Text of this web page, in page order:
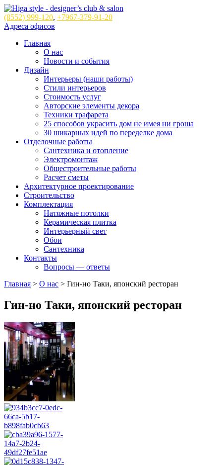
(8552) 999-120, +7967-379-91-20
Адреса офисов
Главная
О нас
Новости и события
Дизайн
Интерьеры (наши работы)
Стили интерьеров
Стоимость услуг
Авторские элементы декора
Техники трафарета
25 способов украсить дом не имея ни гроша
30 шикарных идей по переделке дома
Отделочные работы
Сантехника и отопление
Электромонтаж
Общестроительные работы
Расчет сметы
Архитектурное проектирование
Строительство
Комплектация
Натяжные потолки
Керамическая плитка
Интерьерный свет
Обои
Сантехника
Контакты
Вопросы — ответы
Главная > О нас > Гин-но Таки, японский ресторан
Гин-но Таки, японский ресторан